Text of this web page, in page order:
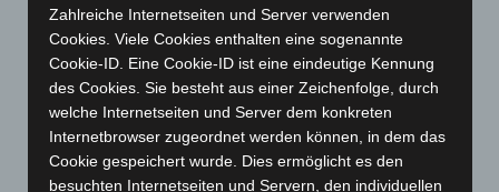
April 2023(155)
März 2023(174)
Februar 2023(154)
Januar 2023(140)
Dezember 2022(130)
Zahlreiche Internetseiten und Server verwenden
Cookies. Viele Cookies enthalten eine sogenannte
Cookie-ID. Eine Cookie-ID ist eine eindeutige Kennung
des Cookies. Sie besteht aus einer Zeichenfolge, durch
welche Internetseiten und Server dem konkreten
Internetbrowser zugeordnet werden können, in dem das
Cookie gespeichert wurde. Dies ermöglicht es den
besuchten Internetseiten und Servern, den individuellen